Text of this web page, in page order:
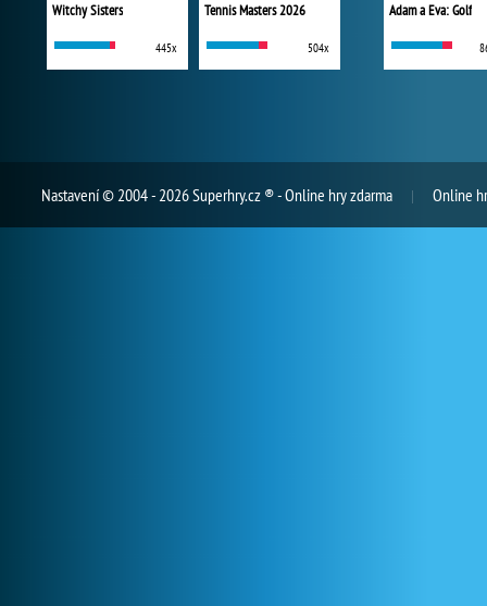
Witchy Sisters
445x
Tennis Masters 2026
504x
Adam a Eva: Golf
Nastavení© 2004 - 2026 Superhry.cz ® - Online hry zdarma Online